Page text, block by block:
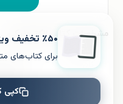
مشخصات کتاب الکترونیکی
نام کتاب
ایران
٪۵۰ تخفیف ویژۀ اولین خرید
برای کتاب‌های
کپی